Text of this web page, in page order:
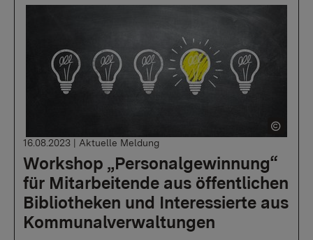
Workshop „Personalgewinnung“
für Mitarbeitende aus öffentlichen
Bibliotheken und Interessierte aus
Kommunalverwaltungen
16.08.2023 | Aktuelle Meldung